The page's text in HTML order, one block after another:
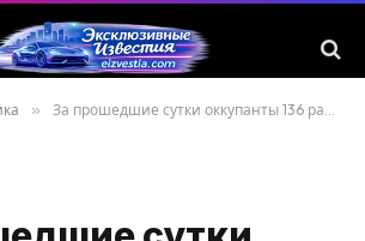
» За прошедшие сутки оккупанты 136 раз обстреляли позиции ВСУ. КПВВ «Счастье» закрыт